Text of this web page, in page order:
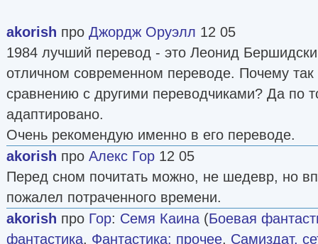
akorish про Джордж Оруэлл 12 05
1984 лучший перевод - это Леонид
отличном современном переводе. Почему так
сравнению с другими переводчиками? Да по
адаптировано.
Очень рекомендую именно в его переводе.
akorish про Алекс Гор 12 05
Перед сном почитать можно, не шедевр, но
пожалел потраченного времени.
akorish про Гор: Семя Каина (Боевая
фантастика, Фантастика: прочее, Самиздат,